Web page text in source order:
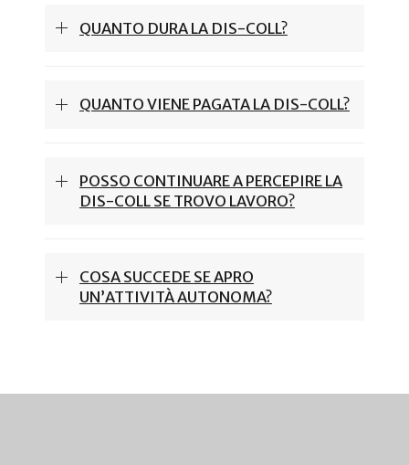
QUANTO DURA LA DIS-COLL?
QUANTO VIENE PAGATA LA DIS-COLL?
POSSO CONTINUARE A PERCEPIRE LA
DIS-COLL SE TROVO LAVORO?
COSA SUCCEDE SE APRO
UN’ATTIVITÀ AUTONOMA?